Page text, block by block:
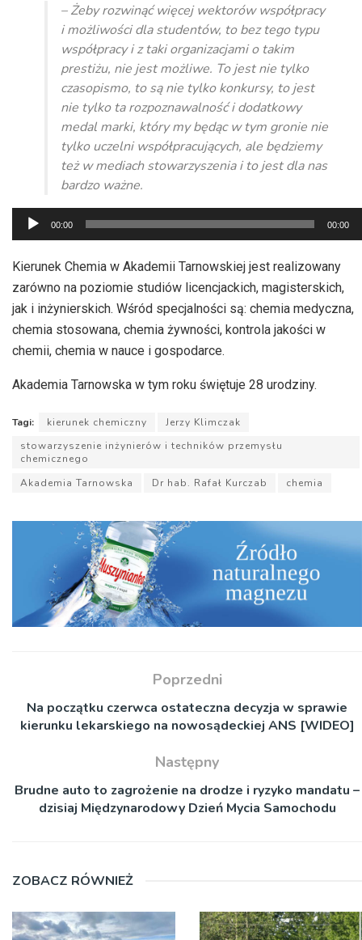
– Żeby rozwinąć więcej wektorów współpracy
i możliwości dla studentów, to bez tego typu
współpracy i z taki organizacjami o takim
prestiżu, nie jest możliwe. To jest nie tylko
czasopismo, to są nie tylko konkursy, to jest
nie tylko ta rozpoznawalność i dodatkowy
medal marki, który my będąc w tym gronie nie
tylko uczelni współpracujących, ale będziemy
też w mediach stowarzyszenia i to jest dla nas
bardzo ważne.
Odtwarzacz
plików
dźwiękowych
00:00 00:00
Kierunek Chemia w Akademii Tarnowskiej jest realizowany
zarówno na poziomie studiów licencjackich, magisterskich,
jak i inżynierskich. Wśród specjalności są: chemia medyczna,
chemia stosowana, chemia żywności, kontrola jakości w
chemii, chemia w nauce i gospodarce.
Akademia Tarnowska w tym roku świętuje 28 urodziny.
Tagi: kierunek chemiczny
Jerzy Klimczak
stowarzyszenie inżynierów i techników przemysłu
chemicznego
Akademia Tarnowska
Dr hab. Rafał Kurczab chemia
Poprzedni
Na początku czerwca ostateczna decyzja w sprawie
kierunku lekarskiego na nowosądeckiej ANS [WIDEO]
Następny
Brudne auto to zagrożenie na drodze i ryzyko mandatu –
dzisiaj Międzynarodowy Dzień Mycia Samochodu
ZOBACZ RÓWNIEŻ